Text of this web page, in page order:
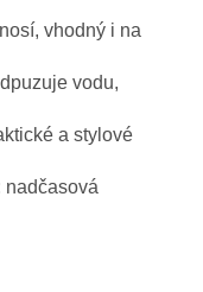
vhodný i na
vodu,
a stylové
nadčasová